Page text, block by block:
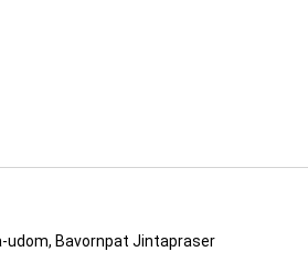
udom, Bavornpat Jintapraser